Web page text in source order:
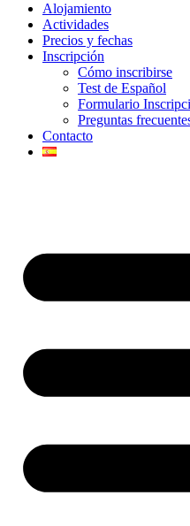
Alojamiento
Actividades
Precios y fechas
Inscripción
Cómo inscribirse
Test de Español
Formulario
Preguntas
Contacto